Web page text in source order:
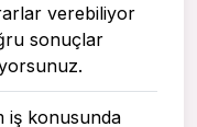
verebiliyor
sonuçlar
iş konusunda